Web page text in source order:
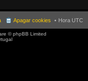
Hora UTC
Apagar cookies
© phpBB Limited